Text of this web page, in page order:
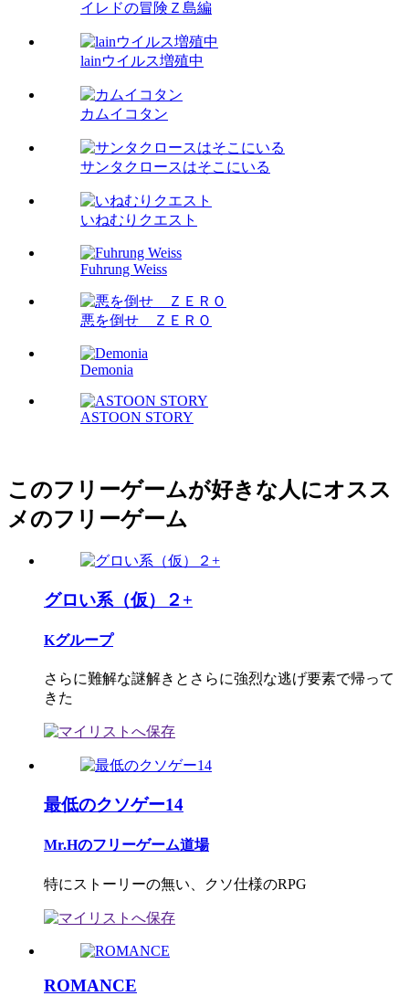
イレドの冒険Ｚ島編
lainウイルス増殖中
カムイコタン
サンタクロースはそこにいる
いねむりクエスト
Fuhrung Weiss
悪を倒せ ＺＥＲＯ
Demonia
ASTOON STORY
このフリーゲームが好きな人にオスス
メのフリーゲーム
グロい系（仮）２+
Kグループ
さらに難解な謎解きとさらに強烈な逃げ要素で帰って
きた
最低のクソゲー14
Mr.Hのフリーゲーム道場
特にストーリーの無い、クソ仕様のRPG
ROMANCE